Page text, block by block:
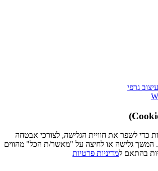
גרפי
כדי לשפר את חוויית הגלישה, לצורכי אבטחה
המשך גלישה או לחיצה על "מאשר/ת הכל" מהווים
בהתאם למדיניות פרטיות